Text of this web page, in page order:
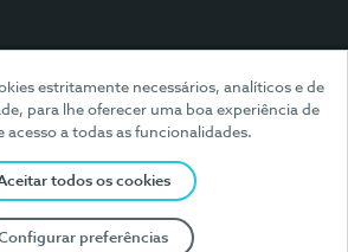
estritamente necessários, analíticos e de
para lhe oferecer uma boa experiência de
acesso a todas as funcionalidades.
todos os cookies
preferências